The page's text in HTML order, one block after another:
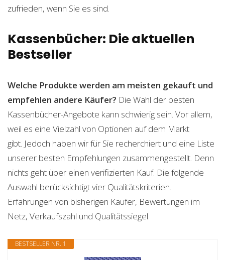
zufrieden, wenn Sie es sind.
Kassenbücher: Die aktuellen
Bestseller
Welche Produkte werden am meisten gekauft und
empfehlen andere Käufer? Die Wahl der besten
Kassenbücher-Angebote kann schwierig sein. Vor allem,
weil es eine Vielzahl von Optionen auf dem Markt
gibt. Jedoch haben wir für Sie recherchiert und eine Liste
unserer besten Empfehlungen zusammengestellt. Denn
nichts geht über einen verifizierten Kauf. Die folgende
Auswahl berücksichtigt vier Qualitätskriterien.
Erfahrungen von bisherigen Käufer, Bewertungen im
Netz, Verkaufszahl und Qualitätssiegel.
BESTSELLER NR. 1